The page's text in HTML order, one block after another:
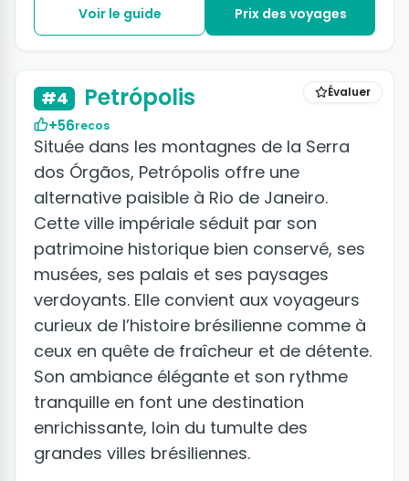
Voir le guide Prix des voyages
Évaluer
#4 Petrópolis
+56recos
Située dans les montagnes de la Serra
dos Órgãos, Petrópolis offre une
alternative paisible à Rio de Janeiro.
Cette ville impériale séduit par son
patrimoine historique bien conservé, ses
musées, ses palais et ses paysages
verdoyants. Elle convient aux voyageurs
curieux de l’histoire brésilienne comme à
ceux en quête de fraîcheur et de détente.
Son ambiance élégante et son rythme
tranquille en font une destination
enrichissante, loin du tumulte des
grandes villes brésiliennes.